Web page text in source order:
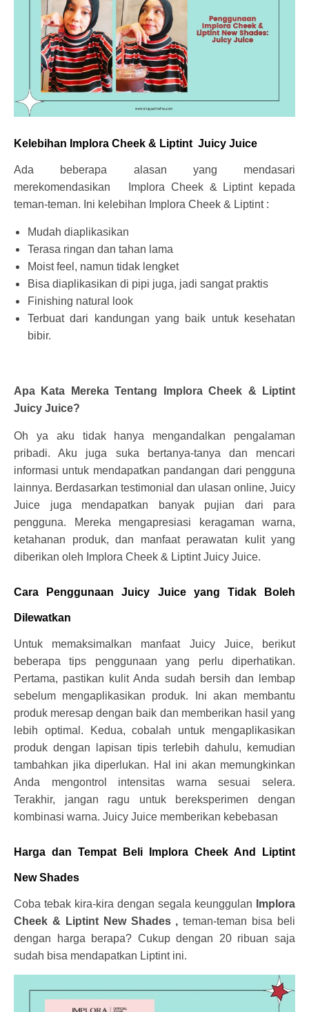
Kelebihan Implora Cheek & Liptint Juicy Juice
Ada beberapa alasan yang mendasari
merekomendasikan Implora Cheek & Liptint kepada
teman-teman. Ini kelebihan Implora Cheek & Liptint :
Mudah diaplikasikan
Terasa ringan dan tahan lama
Moist feel, namun tidak lengket
Bisa diaplikasikan di pipi juga, jadi sangat praktis
Finishing natural look
Terbuat dari kandungan yang baik untuk kesehatan
bibir.
Apa Kata Mereka Tentang Implora Cheek & Liptint
Juicy Juice?
Oh ya aku tidak hanya mengandalkan pengalaman
pribadi. Aku juga suka bertanya-tanya dan mencari
informasi untuk mendapatkan pandangan dari pengguna
lainnya. Berdasarkan testimonial dan ulasan online, Juicy
Juice juga mendapatkan banyak pujian dari para
pengguna. Mereka mengapresiasi keragaman warna,
ketahanan produk, dan manfaat perawatan kulit yang
diberikan oleh Implora Cheek & Liptint Juicy Juice.
Cara Penggunaan Juicy Juice yang Tidak Boleh
Dilewatkan
Untuk memaksimalkan manfaat Juicy Juice, berikut
beberapa tips penggunaan yang perlu diperhatikan.
Pertama, pastikan kulit Anda sudah bersih dan lembap
sebelum mengaplikasikan produk. Ini akan membantu
produk meresap dengan baik dan memberikan hasil yang
lebih optimal. Kedua, cobalah untuk mengaplikasikan
produk dengan lapisan tipis terlebih dahulu, kemudian
tambahkan jika diperlukan. Hal ini akan memungkinkan
Anda mengontrol intensitas warna sesuai selera.
Terakhir, jangan ragu untuk bereksperimen dengan
kombinasi warna. Juicy Juice memberikan kebebasan
Harga dan Tempat Beli Implora Cheek And Liptint
New Shades
Coba tebak kira-kira dengan segala keunggulan
Implora
Cheek & Liptint New Shades ,teman-teman bisa beli
dengan harga berapa? Cukup dengan 20 ribuan saja
sudah bisa mendapatkan Liptint ini.